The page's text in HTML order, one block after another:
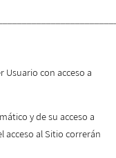
Usuario con acceso a
y de su acceso a
acceso al Sitio correrán